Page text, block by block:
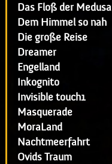
Das Floß der Medusa
Dem Himmel so nah
Die große Reise
Dreamer
Engelland
Inkognito
Invisible touch1
Masquerade
MoraLand
Nachtmeerfahrt
Ovids Traum